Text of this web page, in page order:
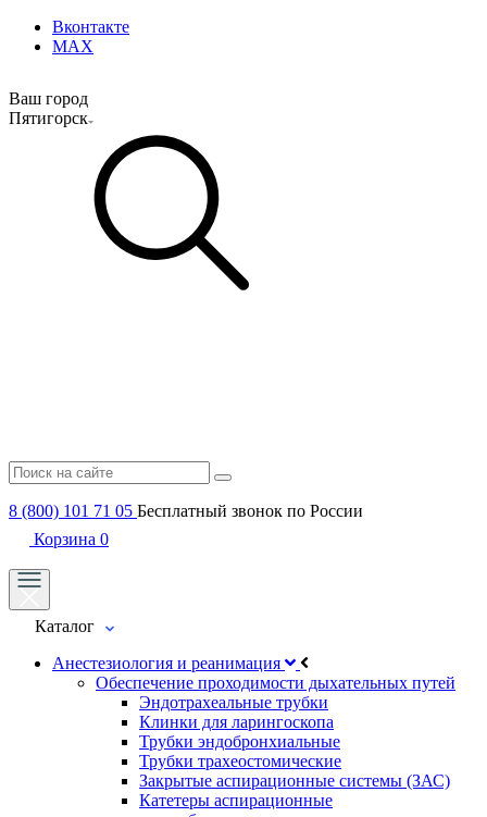
Вконтакте
MAX
Ваш город
Пятигорск
8 (800) 101 71 05 Бесплатный звонок по России
Корзина 0
Каталог
Анестезиология и реанимация
Обеспечение проходимости дыхательных путей
Эндотрахеальные трубки
Клинки для ларингоскопа
Трубки эндобронхиальные
Трубки трахеостомические
Закрытые аспирационные системы (ЗАС)
Катетеры аспирационные